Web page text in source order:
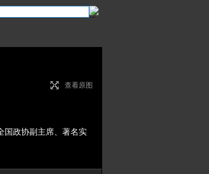
查看原图
国政协副主席、著名实